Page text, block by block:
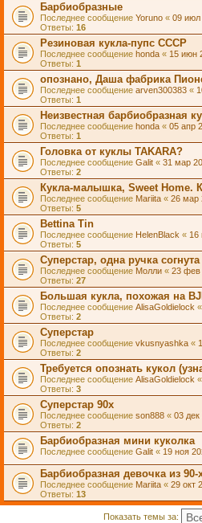
Барбиобразные
Последнее сообщение Yoruno « 09 июл
Ответы: 16
Резиновая кукла-пупс СССР
Последнее сообщение honda « 15 июн
Ответы: 1
опознано, Даша фабрика
Последнее сообщение arven300383 «
Ответы: 1
Неизвестная барбиобразная
Последнее сообщение honda « 05 апр
Ответы: 1
Головка от куклы TAKARA?
Последнее сообщение Galit « 31 мар
Ответы: 2
Кукла-малышка, Sweet Home.
Последнее сообщение Mariita « 26 мар
Ответы: 5
Bettina Tin
Последнее сообщение HelenBlack « 16
Ответы: 5
Суперстар, одна ручка согнута
Последнее сообщение Молли « 23 фев
Ответы: 27
Большая кукла, похожая на
Последнее сообщение AlisaGoldielock «
Ответы: 2
Суперстар
Последнее сообщение vkusnyashka «
Ответы: 2
Требуется опознать кукол
Последнее сообщение AlisaGoldielock «
Ответы: 3
Суперстар 90х
Последнее сообщение son888 « 03 дек
Ответы: 2
Барбиобразная мини куколка
Последнее сообщение Galit « 19 ноя
Барбиобразная девочка из 90-
Последнее сообщение Mariita « 29 окт
Ответы: 13
Показать темы за: